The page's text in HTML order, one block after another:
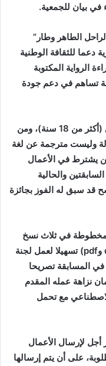
في بيان للجمعية.
الطاهر وطار”
دعما للثقافة الوطنية
الرواية المكتوبة
تساهم في دعم جودة
والجائزة مفتوحة لجميع الكتاب الجزائريين (أكثر من 18 سنة)، ومن
وليست مترجمة عن لغة
يشترط في الأعمال
والحالية
قد سبق له الفوز بجائزة
في ثلاث نسخ
وpdf) تسهيلا لعمل لجنة
المسابقة تصريحا
نزاهة عمله المقدم
مع تحمل
كآخر أجل لإرسال الأعمال
على أن يتم إرسالها